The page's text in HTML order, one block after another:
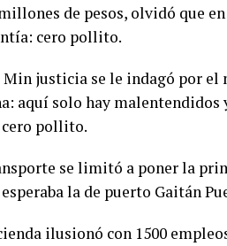
de pesos, olvidó que
cero pollito.
Min justicia se le indagó por
aquí solo hay malentendidos
pollito.
se limitó a poner la
esperaba la de puerto Gaitán
ilusionó con 1500